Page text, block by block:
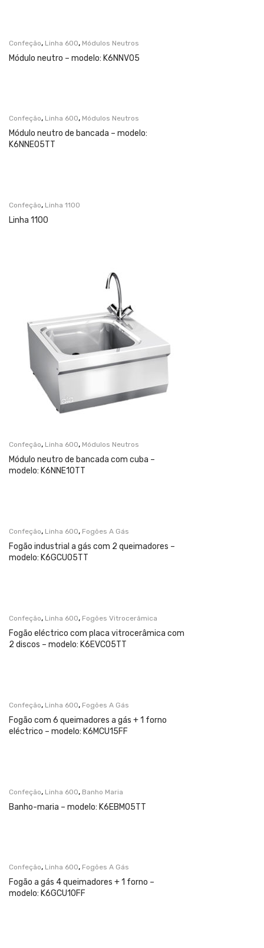
Confeção, Linha 600, Módulos Neutros
Módulo neutro – modelo: K6NNV05
Confeção, Linha 600, Módulos Neutros
Módulo neutro de bancada – modelo:
K6NNE05TT
Confeção, Linha 1100
Linha 1100
Confeção, Linha 600, Módulos Neutros
Módulo neutro de bancada com cuba –
modelo: K6NNE10TT
Confeção, Linha 600, Fogões A Gás
Fogão industrial a gás com 2 queimadores –
modelo: K6GCU05TT
Confeção, Linha 600, Fogões Vitrocerâmica
Fogão eléctrico com placa vitrocerâmica com
2 discos – modelo: K6EVC05TT
Confeção, Linha 600, Fogões A Gás
Fogão com 6 queimadores a gás + 1 forno
eléctrico – modelo: K6MCU15FF
Confeção, Linha 600, Banho Maria
Banho-maria – modelo: K6EBM05TT
Confeção, Linha 600, Fogões A Gás
Fogão a gás 4 queimadores + 1 forno –
modelo: K6GCU10FF